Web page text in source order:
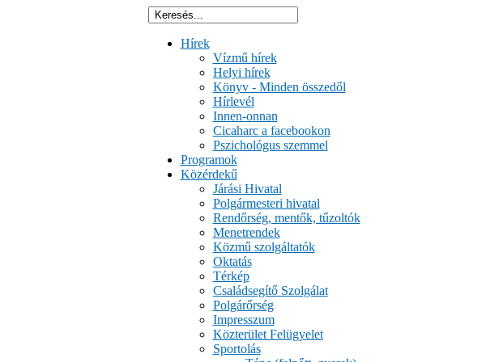
Hírek
Vízmű hírek
Helyi hírek
Könyv - Minden összedől
Hírlevél
Innen-onnan
Cicaharc a facebookon
Pszichológus szemmel
Programok
Közérdekű
Járási Hivatal
Polgármesteri hivatal
Rendőrség, mentők, tűzoltók
Menetrendek
Közmű szolgáltatók
Oktatás
Térkép
Családsegítő Szolgálat
Polgárőrség
Impresszum
Közterület Felügyelet
Sportolás